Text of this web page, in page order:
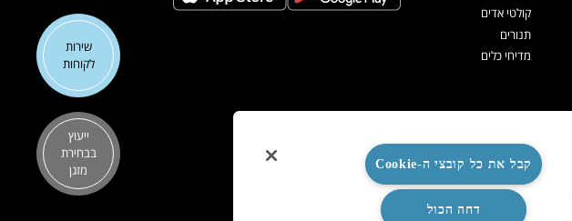
קולטי אדים
תנורים
מדיחי כלים
שירות
לקוחות
ייעוץ
בבחירת
מזגן
קבל את כל קובצי ה-Cookie
דחה הכול